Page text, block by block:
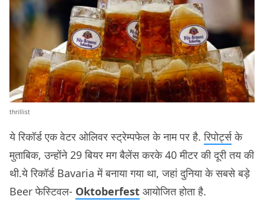
thrillist
ये रिकॉर्ड एक वेटर ओलिवर स्ट्रेम्पफेल के नाम पर है.रिपोर्ट्सके
मुताबिक, उन्होंने 29 बियर मग बैलेंस करके 40 मीटर की दूरी तय की
थी.ये रिकॉर्ड Bavaria में बनाया गया था, जहां दुनिया के सबसे बड़े
Beer फेस्टिवल- Oktoberfest आयोजित होता है.